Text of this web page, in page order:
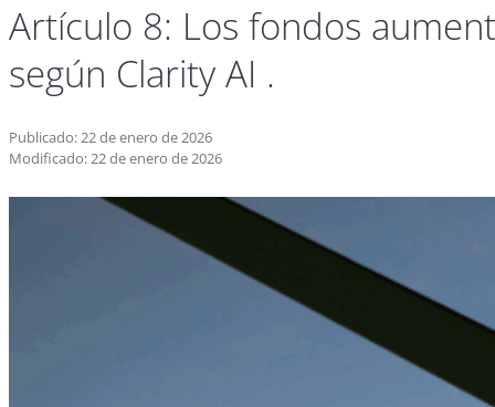
Artículo 8: Los fondos
según Clarity AI .
Publicado: 22 de enero de 2026
Modificado: 22 de enero de 2026